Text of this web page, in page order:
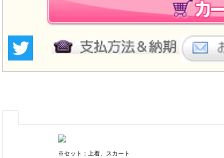
※セット：上着、スカート